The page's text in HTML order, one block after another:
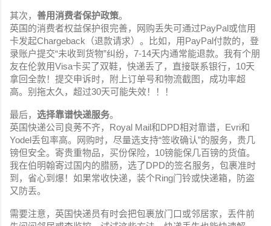
其次， 善用消费者保护政策。
英国的消费者权益保护很完善，网购丢失可通过PayPal或信用
卡发起Chargeback（退款请求）。比如，用PayPal付款的，登
录账户提交“未收到货物”纠纷，7-14天内通常能退款。我有个朋
友在伦敦用Visa卡买了双鞋，快递丢了，直接联系银行，10天
拿回全款！提交申诉时，附上订单号和物流截图，成功率超
高。别拖太久，超过30天可能失效！！！
最后， 选择靠谱快递服务。
英国快递公司良莠不齐，Royal Mail和DPD相对靠谱，Evri和
Yodel丢包率高。网购时，尽量选支持“签收确认”的服务，贵几
镑但安全。寄贵重物品，买份保险，10镑能保几百镑的货值。
我在伯明翰寄过国内的腊肠，选了DPD的签名服务，包裹准时
到，省心到爆！如果常收快递，装个Ring门铃或快递箱，防盗
又防丢。
需要注意，英国快递员有时会把包裹放门口或邻居家，丢件前